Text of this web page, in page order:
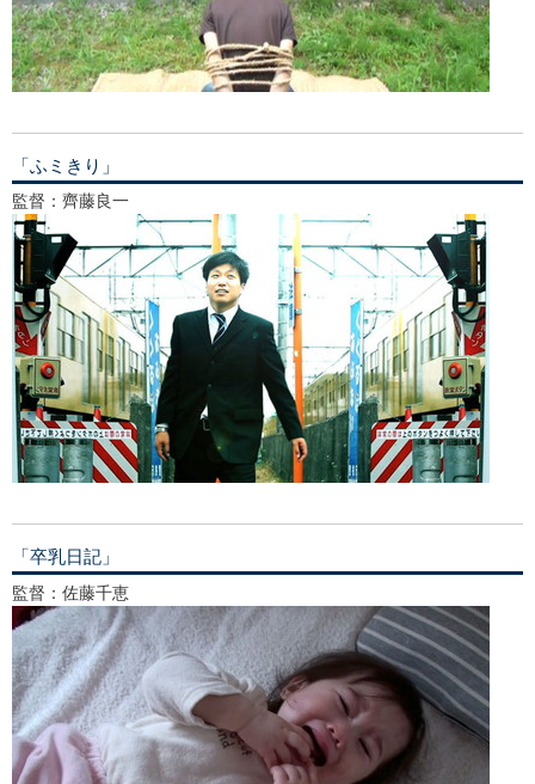
「ふミきり」
監督：齊藤良一
「卒乳日記」
監督：佐藤千恵